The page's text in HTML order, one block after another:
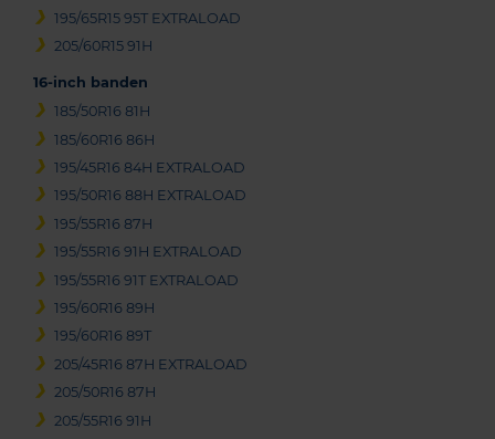
195/65R15 95T EXTRALOAD
205/60R15 91H
16-inch banden
185/50R16 81H
185/60R16 86H
195/45R16 84H EXTRALOAD
195/50R16 88H EXTRALOAD
195/55R16 87H
195/55R16 91H EXTRALOAD
195/55R16 91T EXTRALOAD
195/60R16 89H
195/60R16 89T
205/45R16 87H EXTRALOAD
205/50R16 87H
205/55R16 91H